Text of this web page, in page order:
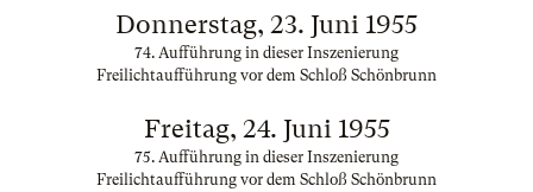
Donnerstag, 23. Juni 1955
74. Aufführung in dieser Inszenierung
Freilichtaufführung vor dem Schloß Schönbrunn
Freitag, 24. Juni 1955
75. Aufführung in dieser Inszenierung
Freilichtaufführung vor dem Schloß Schönbrunn